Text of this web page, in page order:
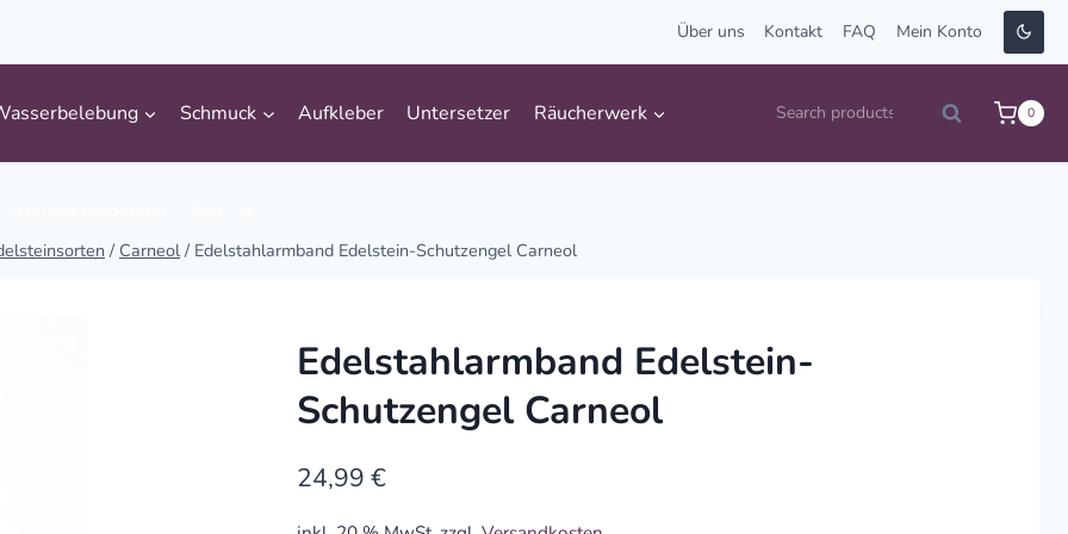
Über uns Kontakt FAQ Mein Konto
Schmuck Aufkleber Untersetzer Räucherwerk
Suche
Search 0
/ Carneol / Edelstahlarmband Edelstein-Schutzengel Carneol
Edelstahlarmband Edelstein-
Schutzengel Carneol
24,99 €